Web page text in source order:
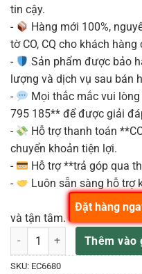
tin cậy.
-
Hàng mới 100%,
tờ CO, CQ cho khách hàng
-
Sản phẩm được bảo
lượng và dịch vụ sau bán
-
Mọi thắc mắc vui
795 185** để được giải
-
Hỗ trợ thanh toán
chuyển khoản tiện lợi.
-
Hỗ trợ **trả góp qua
-
Luôn sẵn sàng hỗ trợ
và tận tâm.
Donner DDP-60 Semi-Thêm vào
Đặt hàng
SKU: EC6680